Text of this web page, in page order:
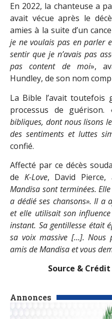
Annonces
En 2022, la chanteuse a
avait vécue après le
amies à la suite d’un
je ne voulais pas en parler
sentir que je n’avais pas
pas content de moi»,
Hundley, de son nom
La Bible l’avait toutefois
processus de guérison.
bibliques, dont nous lisons
des sentiments et luttes
confié.
Affecté par ce décès
de K-Love, David
Mandisa sont terminées.
a dédié ses chansons». Il a
et elle utilisait son
instant. Sa gentillesse était
sa voix massive […].
amis de Mandisa et vous
Source &